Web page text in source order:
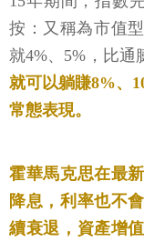
按：又稱為市值
就4%、5%，比通
就可以躺賺8%、
常態表現。
霍華馬克思在最
降息，利率也不
續衰退，資產增